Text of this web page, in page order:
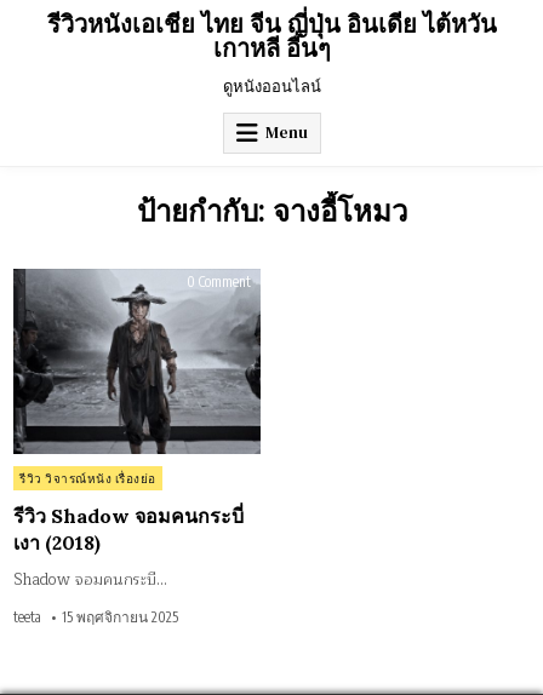
รีวิวหนังเอเชีย ไทย จีน ญี่ปุ่น อินเดีย ไต้หวัน
เกาหลี อื่นๆ
ดูหนังออนไลน์
Menu
ป้ายกำกับ: จางอี้โหมว
0 Commenton
รีวิว
Shadow
จอม
คน
กระบี่
เงา
(2018)
Posted
in
รีวิว วิจารณ์หนัง เรื่องย่อ
รีวิว Shadow จอมคนกระบี่
เงา (2018)
Shadow จอมคนกระบี…
teeta 15 พฤศจิกายน 2025